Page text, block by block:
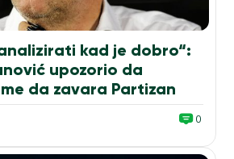
kad je dobro“:
upozorio da
da zavara Partizan
0